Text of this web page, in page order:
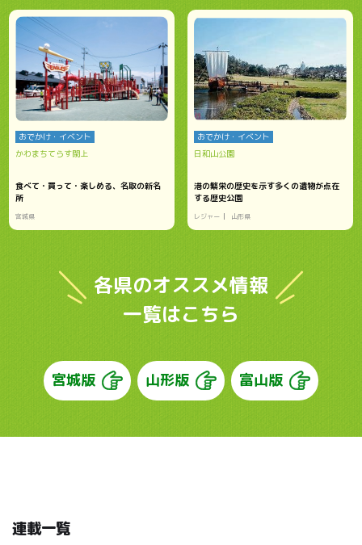
おでかけ・イベント
かわまちてらす閖上
食べて・買って・楽しめる、名取の新名
所
宮城県
おでかけ・イベント
日和山公園
港の繁栄の歴史を示す多くの遺物が点在
する歴史公園
レジャー 山形県
各県のオススメ情報
一覧はこちら
宮城版 山形版 富山版
連載一覧